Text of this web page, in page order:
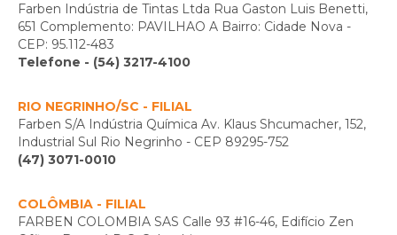
Farben Indústria de Tintas Ltda Rua Gaston Luis Benetti,
651 Complemento: PAVILHAO A Bairro: Cidade Nova -
CEP: 95.112-483
Telefone - (54) 3217-4100
RIO NEGRINHO/SC - FILIAL
Farben S/A Indústria Química Av. Klaus Shcumacher, 152,
Industrial Sul Rio Negrinho - CEP 89295-752
(47) 3071-0010
COLÔMBIA - FILIAL
FARBEN COLOMBIA SAS Calle 93 #16-46, Edifício Zen